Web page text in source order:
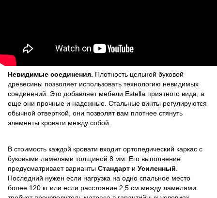
Невидимые соединения. Плотность цельной буковой
древесины позволяет использовать технологию невидимых
соединений. Это добавляет мебели Estella приятного вида, а
еще они прочные и надежные. Стальные винты регулируются
обычной отверткой, они позволят вам плотнее стянуть
элементы кровати между собой.
В стоимость каждой кровати входит ортопедический каркас с
буковыми ламелями толщиной 8 мм. Его выполнение
предусматривает варианты Стандарт и Усиленный
Последний нужен если нагрузка на одно спальное место
более 120 кг или если расстояние 2,5 см между ламелями